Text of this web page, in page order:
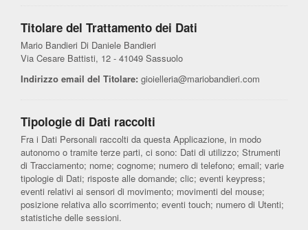
Titolare del Trattamento dei Dati
Mario Bandieri Di Daniele Bandieri
Via Cesare Battisti, 12 - 41049 Sassuolo
Indirizzo email del Titolare: gioielleria@mariobandieri.com
Tipologie di Dati raccolti
Fra i Dati Personali raccolti da questa Applicazione, in modo
autonomo o tramite terze parti, ci sono: Dati di utilizzo; Strumenti
di Tracciamento; nome; cognome; numero di telefono; email; varie
tipologie di Dati; risposte alle domande; clic; eventi keypress;
eventi relativi ai sensori di movimento; movimenti del mouse;
posizione relativa allo scorrimento; eventi touch; numero di Utenti;
statistiche delle sessioni.